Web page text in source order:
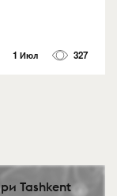
1 Июл 327
Tashkent